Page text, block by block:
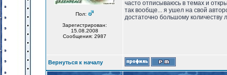
Пол:
Зарегистрирован:
15.08.2008
Сообщения: 2987
часто отписываюсь в темах и
так вообще... я ушел на свой
достаточно большому количеству
Вернуться к началу